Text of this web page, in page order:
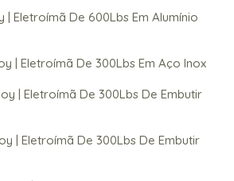
| Eletroímã De 600Lbs Em Alumínio
| Eletroímã De 300Lbs Em Aço Inox
| Eletroímã De 300Lbs De Embutir
| Eletroímã De 300Lbs De Embutir